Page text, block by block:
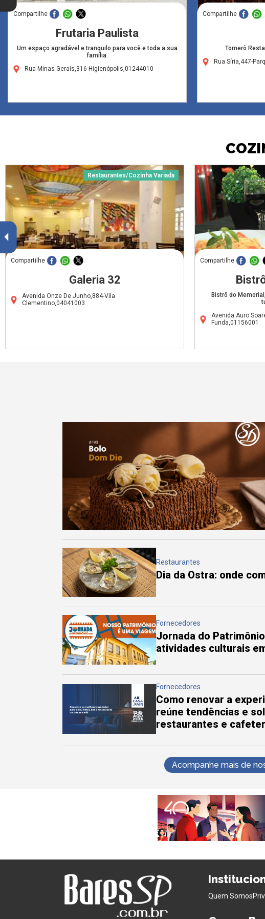
Compartilhe
Frutaria Paulista
Um espaço agradável e tranquilo para você e toda a sua
família.
Rua Minas Gerais,316-Higienópolis,01244010
Compartilhe
Tornerô
Rua Síria,447-
Restaurantes/Cozinha Variada
Compartilhe
Galeria 32
Avenida Onze De Junho,884-Vila
Clementino,04041003
Compartilhe
Bistrô do
Avenida Auro
Funda,01156001
Restaurantes
Dia da Ostra: onde
Fornecedores
Jornada do
atividades culturais
Fornecedores
Como renovar a
reúne tendências e
restaurantes e
Acompanhe mais de
Quem Somos